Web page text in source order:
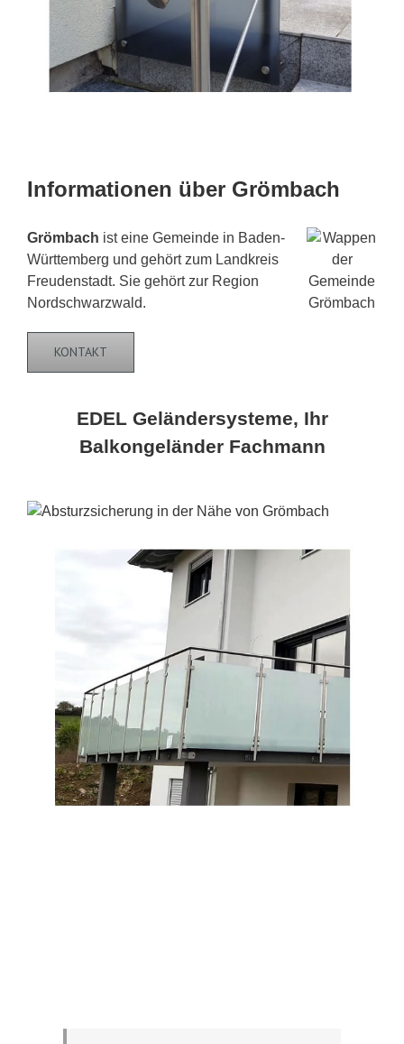
Informationen über Grömbach
Grömbach ist eine Gemeinde in Baden-
Württemberg und gehört zum Landkreis
Freudenstadt. Sie gehört zur Region
Nordschwarzwald.
KONTAKT
EDEL Geländersysteme, Ihr
Balkongeländer Fachmann